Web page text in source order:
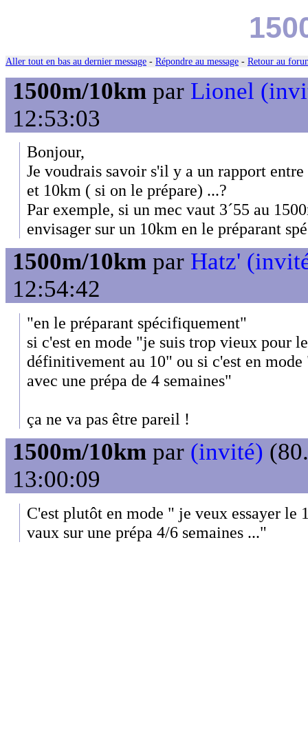
Aller tout en bas au dernier message - Répondre au message - Retour au
1500m/10km par Lionel
12:53:03
Bonjour,
Je voudrais savoir s'il y a un rapport
et 10km ( si on le prépare) ...?
Par exemple, si un mec vaut 3´55 au
envisager sur un 10km en le préparant
1500m/10km par Hatz'
12:54:42
"en le préparant spécifiquement"
si c'est en mode "je suis trop vieux pour
définitivement au 10" ou si c'est en
avec une prépa de 4 semaines"
ça ne va pas être pareil !
1500m/10km par (invité)
13:00:09
C'est plutôt en mode " je veux essayer le
vaux sur une prépa 4/6 semaines ..."